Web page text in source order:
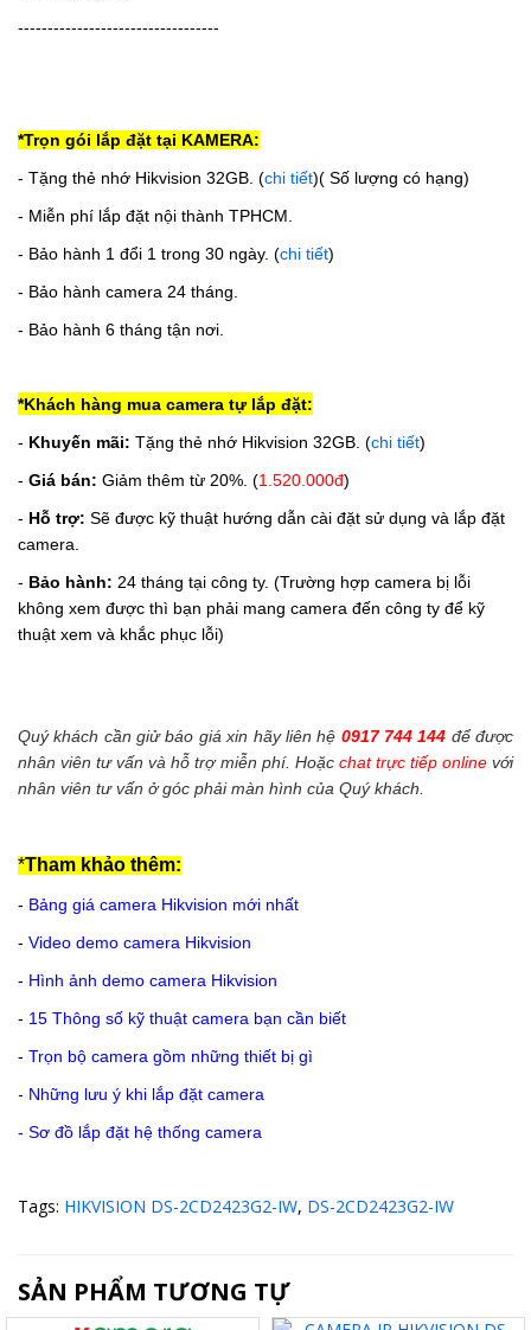
----------------------------------
*Trọn gói lắp đặt tại KAMERA:
- Tặng thẻ nhớ Hikvision 32GB. (chi tiết)( Số lượng có hạng)
- Miễn phí lắp đặt nội thành TPHCM.
- Bảo hành 1 đổi 1 trong 30 ngày. (chi tiết)
- Bảo hành camera 24 tháng.
- Bảo hành 6 tháng tận nơi.
*Khách hàng mua camera tự lắp đặt:
- Khuyến mãi: Tặng thẻ nhớ Hikvision 32GB. (chi tiết)
- Giá bán: Giảm thêm từ 20%. (1.520.000đ)
- Hỗ trợ: Sẽ được kỹ thuật hướng dẫn cài đặt sử dụng và lắp đặt
camera.
- Bảo hành: 24 tháng tại công ty. (Trường hợp camera bị lỗi
không xem được thì bạn phải mang camera đến công ty để kỹ
thuật xem và khắc phục lỗi)
Quý khách cần giử báo giá xin hãy liên hệ 0917 744 144 để được
nhân viên tư vấn và hỗ trợ miễn phí. Hoặc chat trực tiếp onlinevới
nhân viên tư vấn ở góc phải màn hình của Quý khách.
*Tham khảo thêm:
- Bảng giá camera Hikvision mới nhất
- Video demo camera Hikvision
- Hình ảnh demo camera Hikvision
- 15 Thông số kỹ thuật camera bạn cần biết
- Trọn bộ camera gồm những thiết bị gì
- Những lưu ý khi lắp đặt camera
- Sơ đồ lắp đặt hệ thống camera
Tags: HIKVISION DS-2CD2423G2-IW, DS-2CD2423G2-IW
SẢN PHẨM TƯƠNG TỰ